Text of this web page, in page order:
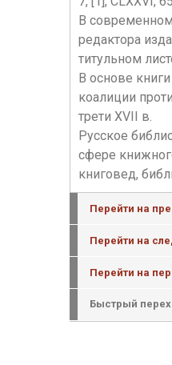
В
редактора
титульном
В основе
коалиции
трети XVII в.
Русское
сфере
книговед,
Перейти на
Перейти на
Перейти на
Быстрый